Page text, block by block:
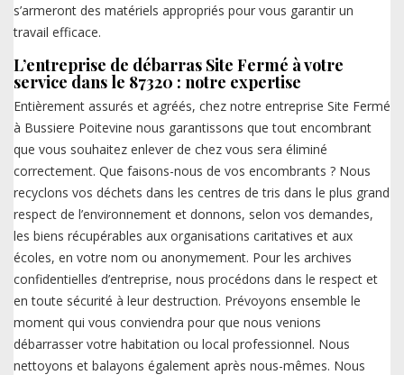
s’armeront des matériels appropriés pour vous garantir un
travail efficace.
L’entreprise de débarras Site Fermé à votre
service dans le 87320 : notre expertise
Entièrement assurés et agréés, chez notre entreprise Site Fermé
à Bussiere Poitevine nous garantissons que tout encombrant
que vous souhaitez enlever de chez vous sera éliminé
correctement. Que faisons-nous de vos encombrants ? Nous
recyclons vos déchets dans les centres de tris dans le plus grand
respect de l’environnement et donnons, selon vos demandes,
les biens récupérables aux organisations caritatives et aux
écoles, en votre nom ou anonymement. Pour les archives
confidentielles d’entreprise, nous procédons dans le respect et
en toute sécurité à leur destruction. Prévoyons ensemble le
moment qui vous conviendra pour que nous venions
débarrasser votre habitation ou local professionnel. Nous
nettoyons et balayons également après nous-mêmes. Nous